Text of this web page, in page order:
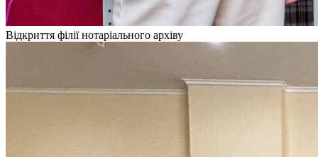
Відкриття філії нотаріального архіву